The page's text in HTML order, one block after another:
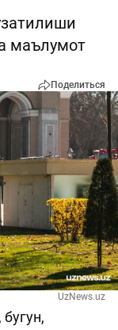
маълумот
Поделиться
UzNews.uz